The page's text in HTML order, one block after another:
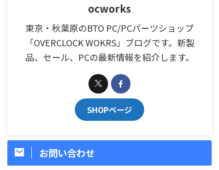
ocworks
東京・秋葉原のBTO PC/PCパーツショップ
「OVERCLOCK WOKRS」ブログです。新製
品、セール、PCの最新情報を紹介します。
SHOPページ
お問い合わせ